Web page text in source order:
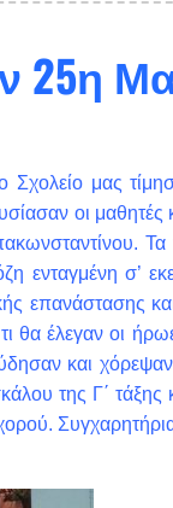
25η
μας
οι μαθητές
Τα
ενταγμένη σ’
επανάστασης
θα έλεγαν οι
και
της Γ΄